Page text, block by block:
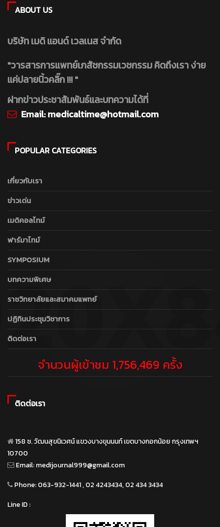
ABOUT US
บริษัท เมดิ แอนด์ เวลเนส จำกัด
"วารสารการแพทย์เภสัชกรรมเวชกรรม คิดถึงเรา ง่าย
แค่ปลายนิ้วคลิ๊ก !!! "
ฝากข่าวประชาสัมพันธ์และบทความได้ที่
Email:medicaltime@hotmail.com
POPULAR CATEGORIES
เกี่ยวกับเรา
ข่าวเด่น
เมดิคอลไทม์
ฟาร์มาไทม์
SYMPOSIUM
บทความพิเศษ
ราชวิทยาลัยและสมาคมแพทย์
ปฏิทินประชุมวิชาการ
ติดต่อเรา
จำนวนผู้เข้าชม 1,756,469 ครั้ง
ติดต่อเรา
158 ซ. วัฒนสุขนิเวศน์ แขวงบางขุนนนท์ เขตบางกอกน้อย กรุงเทพฯ
10700
Email:medijournal999@gmail.com
Phone:063-932-1441 , 02 4243434, 02 434 3434
Line ID :